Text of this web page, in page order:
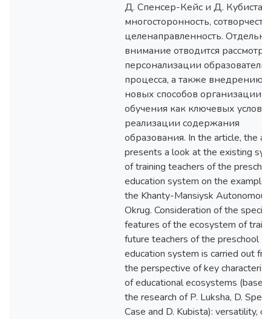
Д. Спенсер-Кейс и Д. Кубиста):
многосторонность,
целенаправленность.
внимание отводится
персонализации
процесса, а также внедрению
новых способов организации
обучения как ключевых
реализации содержания
образования. In the article, the
presents a look at the existing
of training teachers of the
education system on the example
the Khanty-Mansiysk Autonomous
Okrug. Consideration of the
features of the ecosystem of
future teachers of the preschool
education system is carried out
the perspective of key
of educational ecosystems (based
the research of P. Luksha, D.
Case and D. Kubista): versatility,